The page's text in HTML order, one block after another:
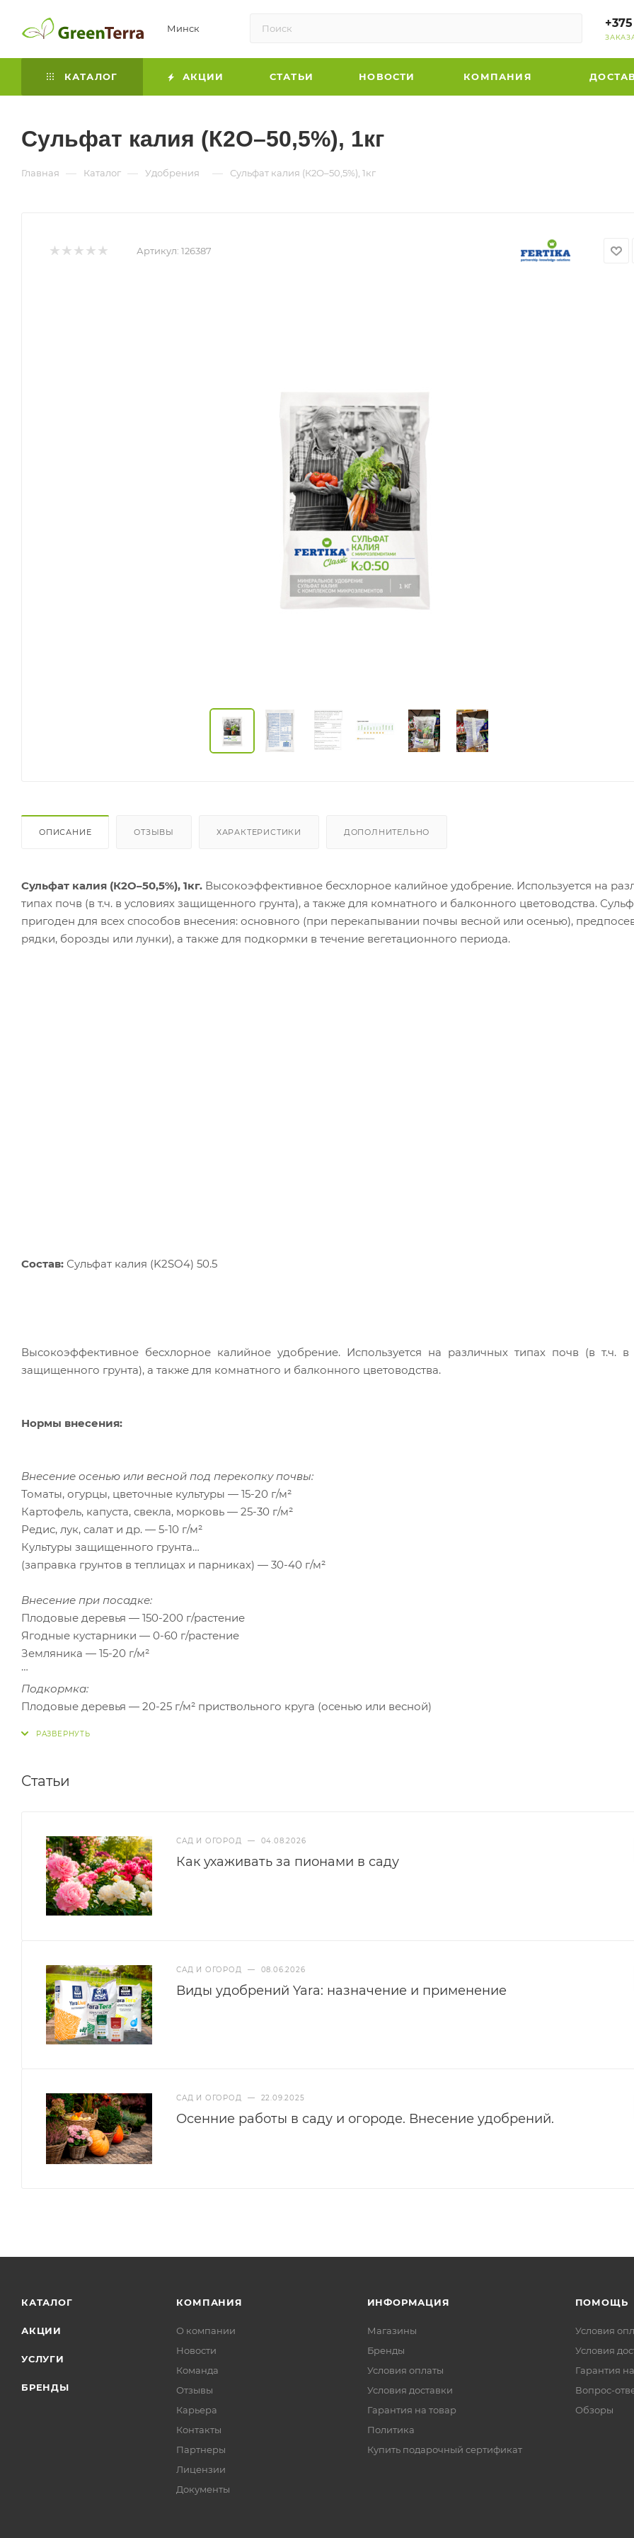
Минск
КАТАЛОГ АКЦИИ СТАТЬИ НОВОСТИ КОМПАНИЯ
Сульфат калия (К2О–50,5%), 1кг
Главная — Каталог — Удобрения — Сульфат калия (К2О–50,5%), 1кг
Артикул: 126387
ОПИСАНИЕ ОТЗЫВЫ ХАРАКТЕРИСТИКИ ДОПОЛНИТЕЛЬНО
Сульфат калия (К2О–50,5%), 1кг. Высокоэффективное бесхлорное калийное удобрение. Используется на
типах почв (в т.ч. в условиях защищенного грунта), а также для комнатного и балконного цветоводства.
пригоден для всех способов внесения: основного (при перекапывании почвы весной или осенью),
рядки, борозды или лунки), а также для подкормки в течение вегетационного периода.
Состав: Сульфат калия (K2SO4) 50.5
Высокоэффективное бесхлорное калийное удобрение. Используется на различных типах почв (в т.ч. в
защищенного грунта), а также для комнатного и балконного цветоводства.
Нормы внесения:
Внесение осенью или весной под перекопку почвы:
Томаты, огурцы, цветочные культуры — 15-20 г/м²
Картофель, капуста, свекла, морковь — 25-30 г/м²
Редис, лук, салат и др. — 5-10 г/м²
Культуры защищенного грунта
(заправка грунтов в теплицах и парниках) — 30-40 г/м²
Внесение при посадке:
Плодовые деревья — 150-200 г/растение
Ягодные кустарники — 0-60 г/растение
Земляника — 15-20 г/м²
Подкормка:
Плодовые деревья — 20-25 г/м² приствольного круга (осенью или весной)
интервалом 15-20)
Статьи
САД И ОГОРОД — 04.08.2026
Как ухаживать за пионами в саду
САД И ОГОРОД — 08.06.2026
Виды удобрений Yara: назначение и применение
САД И ОГОРОД — 22.09.2025
Осенние работы в саду и огороде. Внесение удобрений.
КАТАЛОГ
АКЦИИ
УСЛУГИ
БРЕНДЫ
КОМПАНИЯ
О компании
Новости
Команда
Отзывы
Карьера
Контакты
Партнеры
Лицензии
Документы
ИНФОРМАЦИЯ
Магазины
Бренды
Условия оплаты
Условия доставки
Гарантия на товар
Политика
Купить подарочный сертификат
ПОМОЩЬ
Условия
Условия
Гарантия
Вопрос-
Обзоры